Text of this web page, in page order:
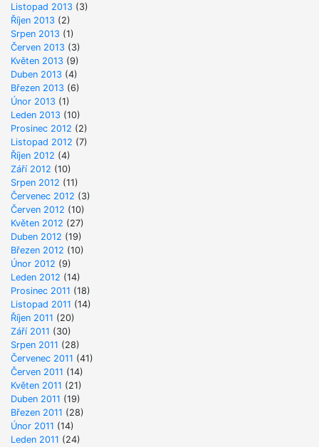
Listopad 2013 (3)
Říjen 2013 (2)
Srpen 2013 (1)
Červen 2013 (3)
Květen 2013 (9)
Duben 2013 (4)
Březen 2013 (6)
Únor 2013 (1)
Leden 2013 (10)
Prosinec 2012 (2)
Listopad 2012 (7)
Říjen 2012 (4)
Září 2012 (10)
Srpen 2012 (11)
Červenec 2012 (3)
Červen 2012 (10)
Květen 2012 (27)
Duben 2012 (19)
Březen 2012 (10)
Únor 2012 (9)
Leden 2012 (14)
Prosinec 2011 (18)
Listopad 2011 (14)
Říjen 2011 (20)
Září 2011 (30)
Srpen 2011 (28)
Červenec 2011 (41)
Červen 2011 (14)
Květen 2011 (21)
Duben 2011 (19)
Březen 2011 (28)
Únor 2011 (14)
Leden 2011 (24)